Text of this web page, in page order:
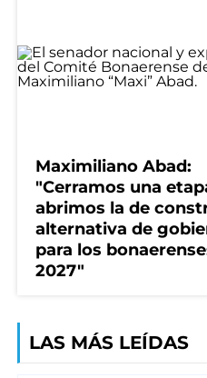
Maximiliano Abad:
"Cerramos una
abrimos la de
alternativa de
para los
2027"
LAS MÁS LEÍDAS